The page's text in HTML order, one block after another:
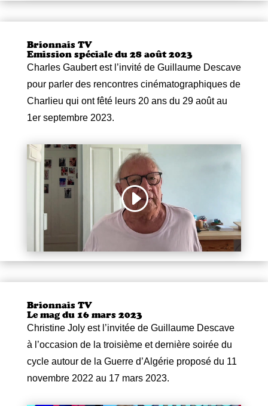
Brionnais TV
Emission spéciale du 28 août 2023
Charles Gaubert est l’invité de Guillaume Descave
pour parler des rencontres cinématographiques de
Charlieu qui ont fêté leurs 20 ans du 29 août au
1er septembre 2023.
Brionnais TV
Le mag du 16 mars 2023
Christine Joly est l’invitée de Guillaume Descave
à l’occasion de la troisième et dernière soirée du
cycle autour de la Guerre d’Algérie proposé du 11
novembre 2022 au 17 mars 2023.